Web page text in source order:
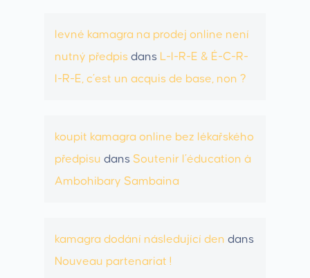
levné kamagra na prodej online není
nutný předpis dans L-I-R-E & É-C-R-
I-R-E, c’est un acquis de base, non ?
koupit kamagra online bez lékařského
předpisu dans Soutenir l’éducation à
Ambohibary Sambaina
kamagra dodání následující den dans
Nouveau partenariat !